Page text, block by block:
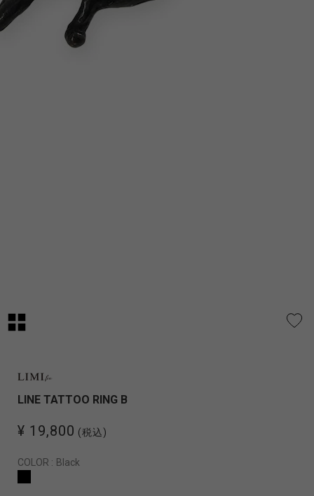
LINE TATTOO RING B
¥ 19,800 (税込)
COLOR : Black